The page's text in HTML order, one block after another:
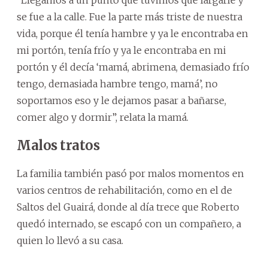
se fue a la calle. Fue la parte más triste de nuestra
vida, porque él tenía hambre y ya le encontraba en
mi portón, tenía frío y ya le encontraba en mi
portón y él decía ‘mamá, abrimena, demasiado frío
tengo, demasiada hambre tengo, mamá’, no
soportamos eso y le dejamos pasar a bañarse,
comer algo y dormir”, relata la mamá.
Malos tratos
La familia también pasó por malos momentos en
varios centros de rehabilitación, como en el de
Saltos del Guairá, donde al día trece que Roberto
quedó internado, se escapó con un compañero, a
quien lo llevó a su casa.